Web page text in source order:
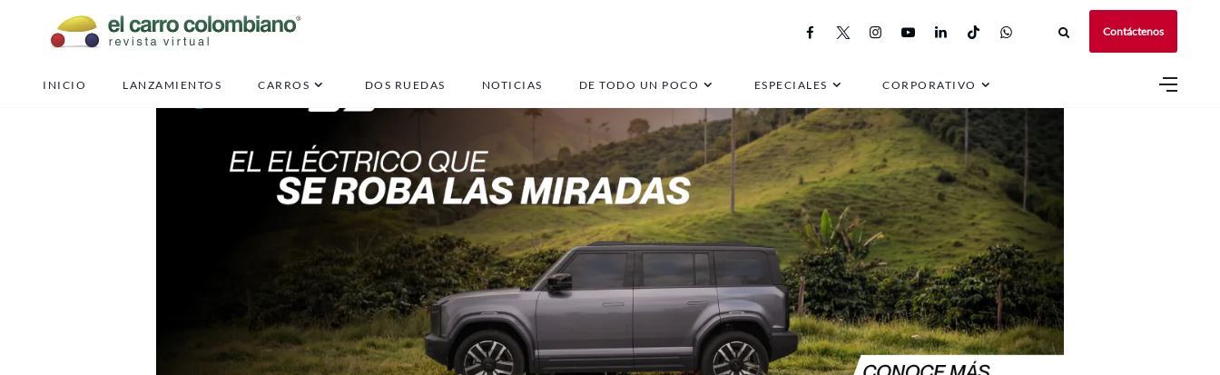
Contáctenos
INICIO LANZAMIENTOS CARROS DOS RUEDAS NOTICIAS DE TODO UN POCO ESPECIALES CORPORATIVO